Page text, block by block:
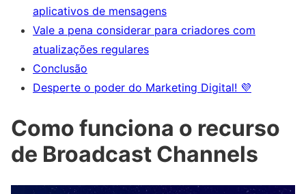
aplicativos de mensagens
Vale a pena considerar para criadores com
atualizações regulares
Conclusão
Desperte o poder do Marketing Digital! 💜
Como funciona o recurso
de Broadcast Channels